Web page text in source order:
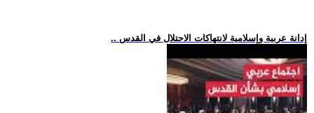
.. إدانة عربية وإسلامية لانتهاكات الاحتلال في القدس